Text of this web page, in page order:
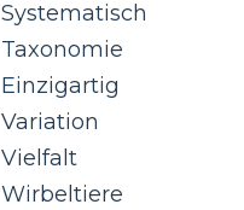
Systematisch
Taxonomie
Einzigartig
Variation
Vielfalt
Wirbeltiere